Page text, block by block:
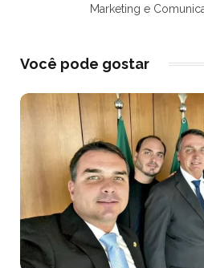
Marketing e
Você pode gostar